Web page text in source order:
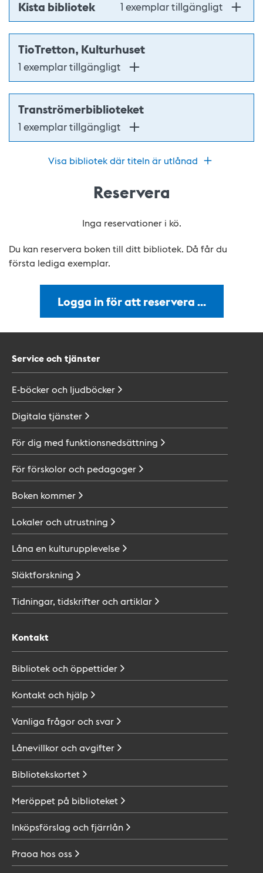
Kista bibliotek 1 exemplar tillgängligt
TioTretton, Kulturhuset
1 exemplar tillgängligt
Tranströmerbiblioteket
1 exemplar tillgängligt
Visa bibliotek där titeln är utlånad
Reservera
Inga reservationer i kö.
Du kan reservera boken till ditt bibliotek. Då får du
första lediga exemplar.
Logga in för att reservera …
Service och tjänster
E-böcker och ljudböcker
Digitala tjänster
För dig med funktionsnedsättning
För förskolor och pedagoger
Boken kommer
Lokaler och utrustning
Låna en kulturupplevelse
Släktforskning
Tidningar, tidskrifter ochartiklar
Kontakt
Bibliotek ochöppettider
Kontakt och hjälp
Vanliga frågor ochsvar
Lånevillkor ochavgifter
Bibliotekskortet
Meröppet på biblioteket
Inköpsförslag ochfjärrlån
Praoa hos oss